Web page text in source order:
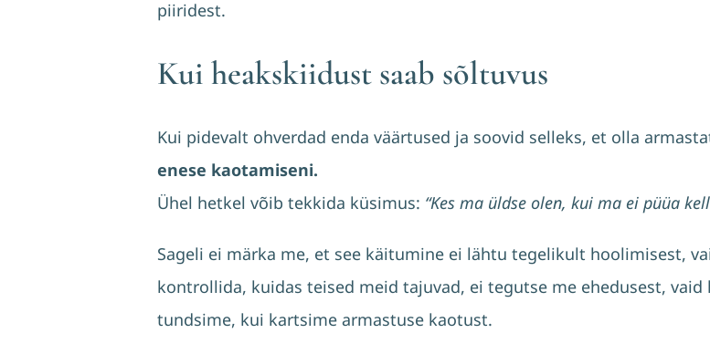
piiridest.
Kui heakskiidust saab sõltuvus
Kui pidevalt ohverdad enda väärtused ja soovid selleks, et olla
enese kaotamiseni.
Ühel hetkel võib tekkida küsimus: “Kes ma üldse olen, kui ma ei püüa
Sageli ei märka me, et see käitumine ei lähtu tegelikult hoolimisest,
kontrollida, kuidas teised meid tajuvad, ei tegutse me ehedusest,
tundsime, kui kartsime armastuse kaotust.